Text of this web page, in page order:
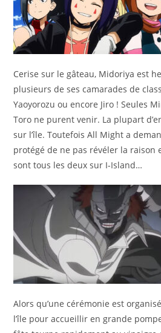
Cerise sur le gâteau, Midoriya est
plusieurs de ses camarades de
Yaoyorozu ou encore Jiro ! Seules
Toro ne purent venir. La plupart
sur l’île. Toutefois All Might a
protégé de ne pas révéler la raison
sont tous les deux sur I-Island…
Alors qu’une cérémonie est
l’île pour accueillir en grande